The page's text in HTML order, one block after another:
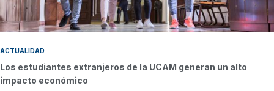
ACTUALIDAD
Los estudiantes extranjeros de la UCAM generan un alto
impacto económico